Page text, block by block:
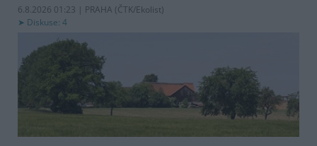
6.8.2026 01:23 | PRAHA (ČTK/Ekolist)
Diskuse: 4